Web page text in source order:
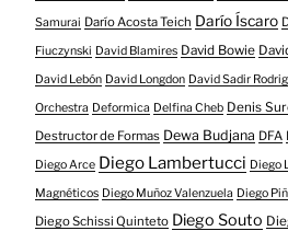
Samurai Darío Acosta Teich Darío Íscaro
Fiuczynski David Blamires David Bowie
David Lebón David Longdon David Sadir
Orchestra Deformica Delfina Cheb Denis
Destructor de Formas Dewa Budjana DFA
Diego Arce Diego Lambertucci Diego
Magnéticos Diego Muñoz Valenzuela Diego
Diego Schissi Quinteto Diego Souto